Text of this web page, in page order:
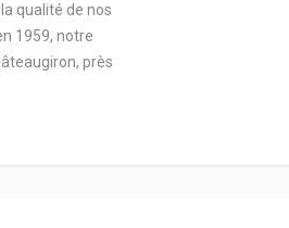
qualité de nos
1959, notre
près